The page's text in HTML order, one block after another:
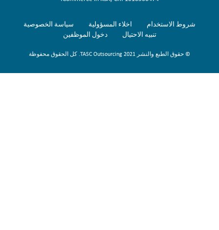
© حقوق الطبع والنشر 2021 TASC Outsourcing. كل الحقوق محفوظة
شروط الاستخدام اخلاء المسؤولية
سياسة الخصوصية
تنبيه الاحتيال
دخول الموظفين